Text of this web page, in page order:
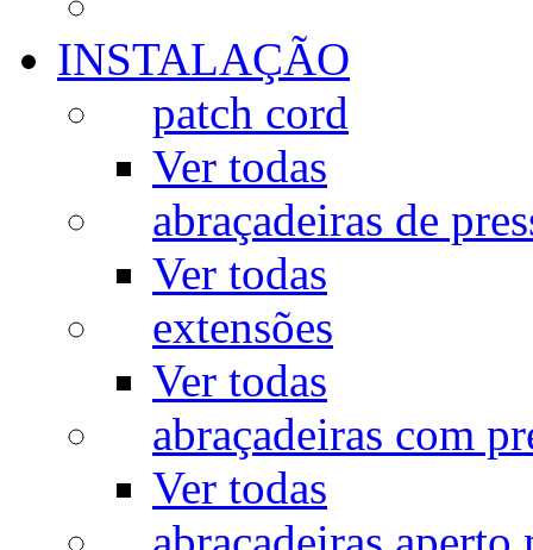
INSTALAÇÃO
patch cord
Ver todas
abraçadeiras de
Ver todas
extensões
Ver todas
abraçadeiras com
Ver todas